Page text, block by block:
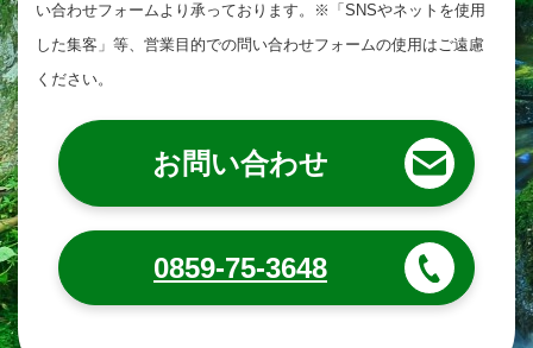
い合わせフォームより承っております。 ※「SNSやネットを使用
した集客」等、営業目的での問い合わせフォームの使用はご遠慮
ください。
お問い合わせ
0859-75-3648